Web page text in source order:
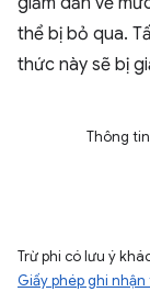
thể bị bỏ qua.
thức này sẽ bị
Thông
Trừ phi có lưu ý
Giấy phép ghi